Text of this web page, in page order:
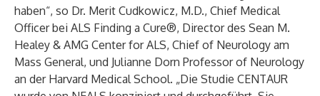
haben“, so Dr. Merit Cudkowicz, M.D., Chief Medical
Officer bei ALS Finding a Cure®, Director des Sean M.
Healey & AMG Center for ALS, Chief of Neurology am
Mass General, und Julianne Dorn Professor of Neurology
an der Harvard Medical School. „Die Studie CENTAUR